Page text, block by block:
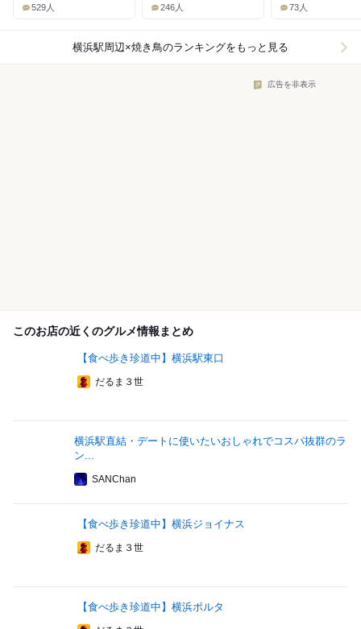
529人 246人 73人
横浜駅周辺×焼き鳥のランキングをもっと見る
広告を非表示
このお店の近くのグルメ情報まとめ
【食べ歩き珍道中】横浜駅東口
だるま３世
横浜駅直結・デートに使いたいおしゃれでコスパ抜群のラ
ン...
SANChan
【食べ歩き珍道中】横浜ジョイナス
だるま３世
【食べ歩き珍道中】横浜ポルタ